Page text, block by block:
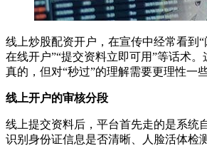
线上炒股配资开户，在宣传中经常看到“
在线开户”“提交资料立即可用”等话术
真的，但对“秒过”的理解需要更理性一些
线上开户的审核分段
线上提交资料后，平台首先走的是系统
识别身份证信息是否清晰、人脸活体检